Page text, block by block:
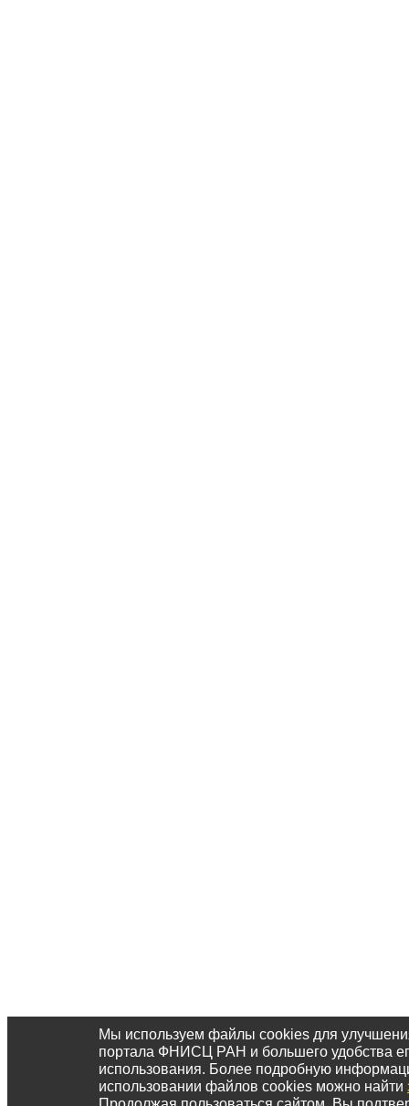
Мы используем файлы cookies для
портала ФНИСЦ РАН и большего удобства
использования. Более подробную
использовании файлов cookies можно найти